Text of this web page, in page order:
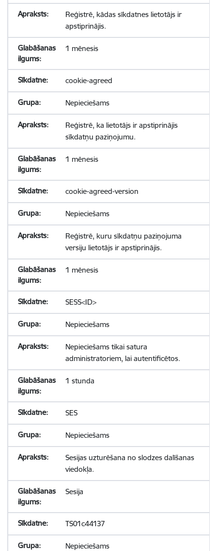
Reģistrē, kādas sīkdatnes lietotājs ir
apstiprinājis.
1 mēnesis
cookie-agreed
Nepieciešams
Reģistrē, ka lietotājs ir apstiprinājis
sīkdatņu paziņojumu.
1 mēnesis
cookie-agreed-version
Nepieciešams
Reģistrē, kuru sīkdatņu paziņojuma
versiju lietotājs ir apstiprinājis.
1 mēnesis
SESS<ID>
Nepieciešams
Nepieciešams tikai satura
administratoriem, lai autentificētos.
1 stunda
SES
Nepieciešams
Sesijas uzturēšana no slodzes dalīšanas
viedokļa.
Sesija
TS01c44137
Nepieciešams